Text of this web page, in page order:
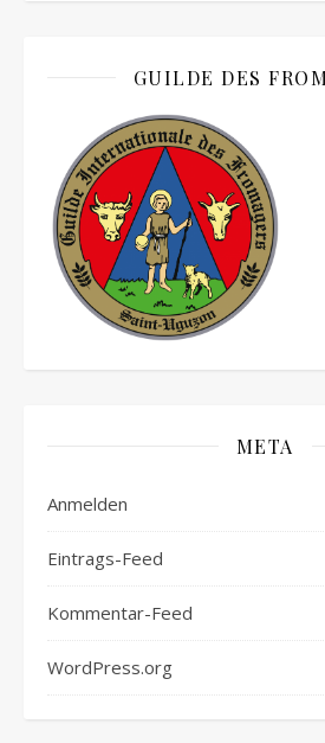
GUILDE DES
META
Anmelden
Eintrags-Feed
Kommentar-Feed
WordPress.org